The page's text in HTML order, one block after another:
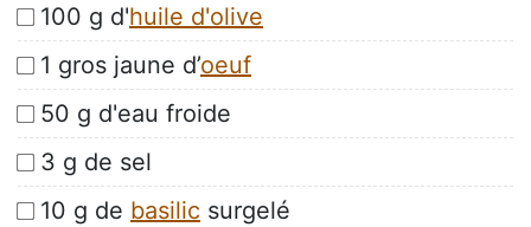
100 g d'huile d'olive
1 gros jaune d’oeuf
50 g d'eau froide
3 g de sel
10 g de basilic surgelé